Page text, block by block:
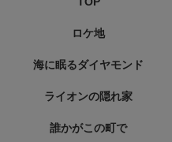
ロケ地
海に眠るダイヤモンド
ライオンの隠れ家
誰かがこの町で